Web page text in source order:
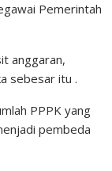
Pemerintah
anggaran,
sebesar itu .
PPPK yang
pembeda